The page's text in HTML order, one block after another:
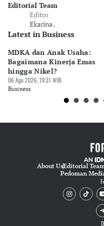
Editorial Team
Editor
Ekarina .
Latest in Business
MDKA dan Anak Usaha:
Bagaimana Kinerja Emas
hingga Nikel?
06 Agu 2026, 19:31 WIB
Business
About UsEditorial
Pedoman